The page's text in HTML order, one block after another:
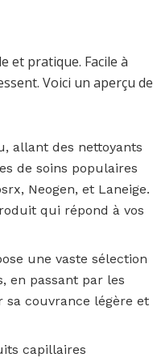
et pratique. Facile à
Voici un aperçu de
allant des nettoyants
de soins populaires
Neogen, et Laneige.
qui répond à vos
une vaste sélection
en passant par les
couvrance légère et
capillaires